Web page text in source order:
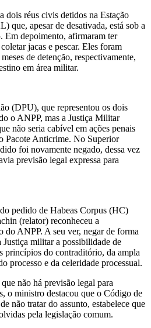
dois réus civis detidos na Estação
que, apesar de desativada, está sob a
Em depoimento, afirmaram ter
jacas e pescar. Eles foram
de detenção, respectivamente,
em área militar.
(DPU), que representou os dois
o ANPP, mas a Justiça Militar
não seria cabível em ações penais
Pacote Anticrime. No Superior
foi novamente negado, dessa vez
previsão legal expressa para
pedido de Habeas Corpus (HC)
(relator) reconheceu a
do ANPP. A seu ver, negar de forma
militar a possibilidade de
princípios do contraditório, da ampla
processo e da celeridade processual.
não há previsão legal para
o ministro destacou que o Código de
não tratar do assunto, estabelece que
pela legislação comum.